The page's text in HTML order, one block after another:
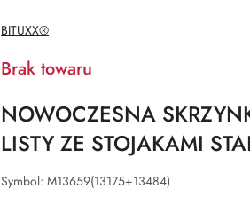
NAZWA
PRODUCENTA:
BITUXX®
Brak towaru
NOWOCZESNA
LISTY ZE STOJAKAMI
Symbol: M13659(13175+13484)